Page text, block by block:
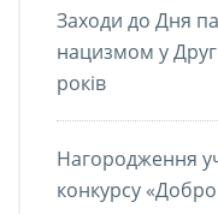
Заходи до Дня
нацизмом у
років
Нагородження
конкурсу